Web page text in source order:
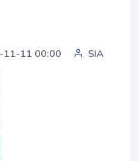
11-11 00:00 SIA